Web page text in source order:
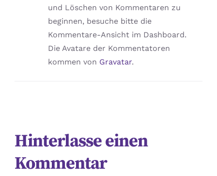
und Löschen von Kommentaren zu
beginnen, besuche bitte die
Kommentare-Ansicht im Dashboard.
Die Avatare der Kommentatoren
kommen von Gravatar.
Hinterlasse einen
Kommentar